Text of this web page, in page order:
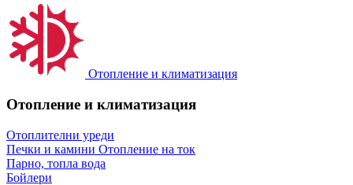
Отопление и климатизация
Отопление и климатизация
Отоплителни уреди
Печки и камини Отопление на ток
Парно, топла вода
Бойлери